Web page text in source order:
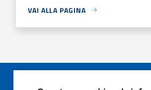
VAI ALLA PAGINA